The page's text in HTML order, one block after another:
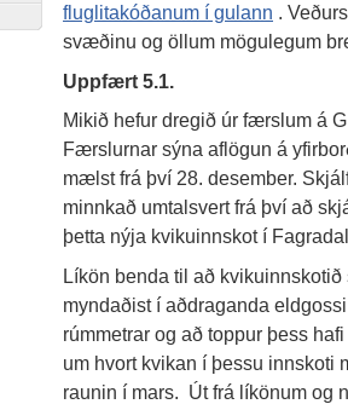
fluglitakóðanum í gulann .
svæðinu og öllum mögulegum
Uppfært 5.1.
Mikið hefur dregið úr færslum á
Færslurnar sýna aflögun á
mælst frá því 28. desember.
minnkað umtalsvert frá því að
þetta nýja kvikuinnskot í
Líkön benda til að
myndaðist í aðdraganda
rúmmetrar og að toppur þess
um hvort kvikan í þessu innskoti
raunin í mars. Út frá líkönum og